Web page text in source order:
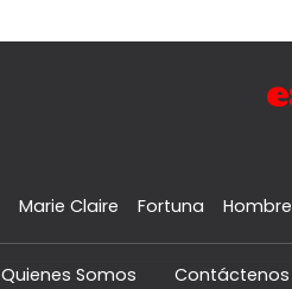
Marie Claire Fortuna Hombre
Quienes Somos Contáctenos